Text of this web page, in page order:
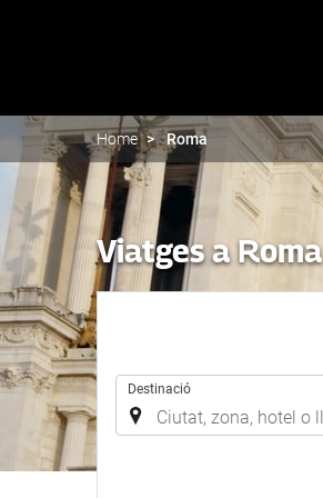
Home Roma
Viatges a Roma
Destinació